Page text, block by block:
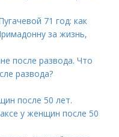
71 год: как
за жизнь,
после развода. Что
развода?
после 50 лет.
у женщин после 50